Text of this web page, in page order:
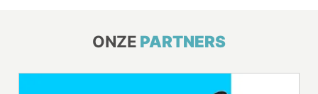
ONZE PARTNERS